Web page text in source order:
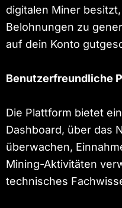
digitalen Miner
Belohnungen zu
auf dein Konto
Benutzerfreundliche
Die Plattform bietet
Dashboard, über das
überwachen,
Mining-Aktivitäten
technisches